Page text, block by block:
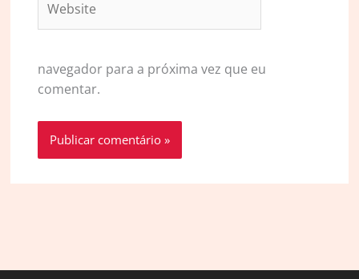
navegador para a próxima vez que eu
comentar.